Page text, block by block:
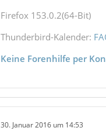
Firefox 153.0.2(64-Bit)
Thunderbird-Kalender:
Keine Forenhilfe per
30. Januar 2016 um 14:53